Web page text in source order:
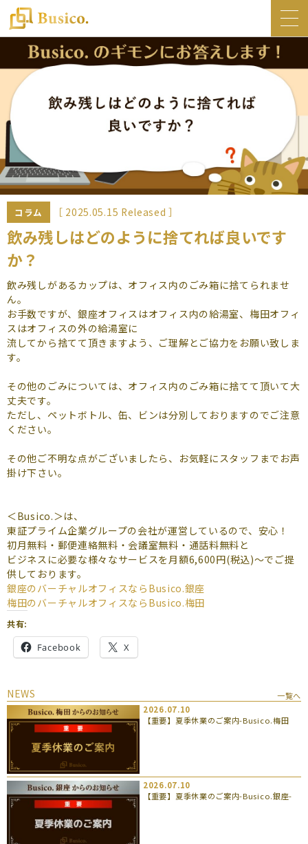
トップ
Busico.について
オフィス
料金・サービス
お知らせ
NEWS
コラム
Busico.通信
よくあるご質問
（会員専用）
コラム ［ 2025.05.15 Released ］
飲み残しはどのように捨てれば良いです
か？
飲み残しがあるカップは、オフィス内のごみ箱に捨てられませ
ん。
お手数ですが、銀座オフィスはオフィス内の給湯室、梅田オフィ
スはオフィスの外の給湯室に
流してから捨てて頂きますよう、ご理解とご協力をお願い致しま
す。
その他のごみについては、オフィス内のごみ箱に捨てて頂いて大
丈夫です。
ただし、ペットボトル、缶、ビンは分別しておりますのでご注意
ください。
その他ご不明な点がございましたら、お気軽にスタッフまでお声
掛け下さい。
＜Busico.＞は、
東証プライム企業グループの会社が運営しているので、安心！
初月無料・郵便連絡無料・会議室無料・通話料無料と
ビジネスに必要な様々なサービスを月額6,600円(税込)～でご提
供しております。
銀座のバーチャルオフィスなら Busico.銀座
梅田のバーチャルオフィスなら Busico.梅田
共有:
Facebook X
NEWS
一覧へ
2026.07.10
【重要】夏季休業のご案内-Busico.梅田
2026.07.10
【重要】夏季休業のご案内-Busico.銀座-